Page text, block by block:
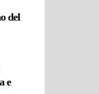
del
e